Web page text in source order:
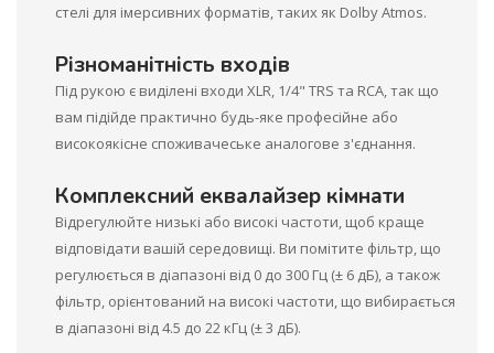
стелі для імерсивних форматів, таких як Dolby Atmos.
Різноманітність входів
Під рукою є виділені входи XLR, 1/4" TRS та RCA, так що
вам підійде практично будь-яке професійне або
високоякісне споживачеське аналогове з'єднання.
Комплексний еквалайзер кімнати
Відрегулюйте низькі або високі частоти, щоб краще
відповідати вашій середовищі. Ви помітите фільтр, що
регулюється в діапазоні від 0 до 300 Гц (± 6 дБ), а також
фільтр, орієнтований на високі частоти, що вибирається
в діапазоні від 4.5 до 22 кГц (± 3 дБ).